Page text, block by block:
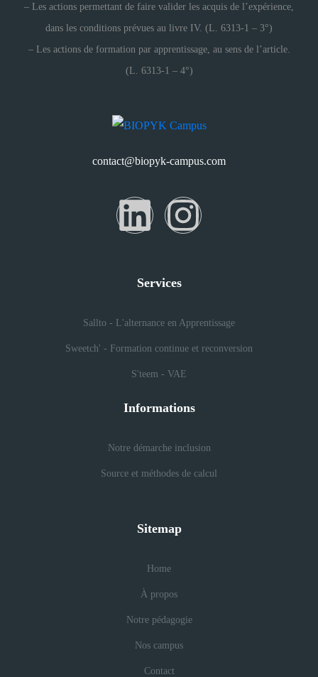
– Les actions permettant de faire valider les acquis de l’expérience,
dans les conditions prévues au livre IV. (L. 6313-1 – 3°)
– Les actions de formation par apprentissage, au sens de l’article.
(L. 6313-1 – 4°)
contact@biopyk-campus.com
Services
Sallto - L'alternance en Apprentissage
Sweetch' - Formation continue et reconversion
S'teem - VAE
Informations
Notre démarche inclusion
Source et méthodes de calcul
Sitemap
Home
À propos
Notre pédagogie
Nos campus
Contact